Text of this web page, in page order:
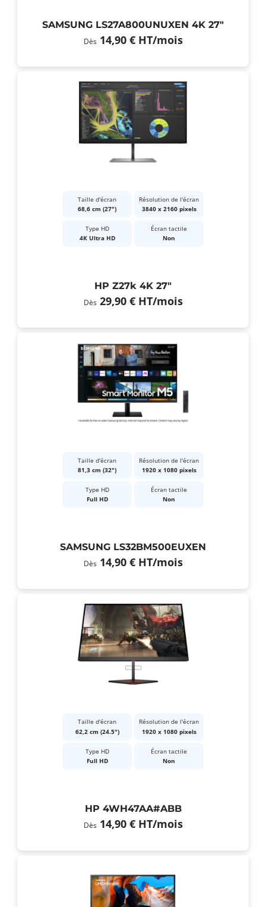
SAMSUNG LS27A800UNUXEN 4K 27"
Dès 14,90 € HT/mois
Taille d'écran
68,6 cm (27")
Résolution de l'écran
3840 x 2160 pixels
Type HD
4K Ultra HD
Écran tactile
Non
HP Z27k 4K 27"
Dès 29,90 € HT/mois
Taille d'écran
81,3 cm (32")
Résolution de l'écran
1920 x 1080 pixels
Type HD
Full HD
Écran tactile
Non
SAMSUNG LS32BM500EUXEN
Dès 14,90 € HT/mois
Taille d'écran
62,2 cm (24.5")
Résolution de l'écran
1920 x 1080 pixels
Type HD
Full HD
Écran tactile
Non
HP 4WH47AA#ABB
Dès 14,90 € HT/mois